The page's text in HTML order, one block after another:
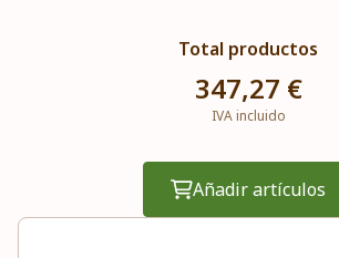
Total productos
347,27 €
IVA incluido
Añadir artículos